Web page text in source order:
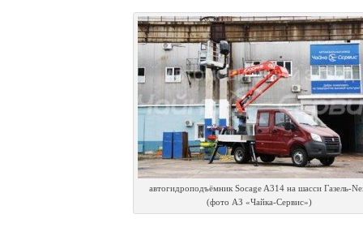
автогидроподъёмник Socage A314 на шасси Газель-
(фото АЗ «Чайка-Сервис»)